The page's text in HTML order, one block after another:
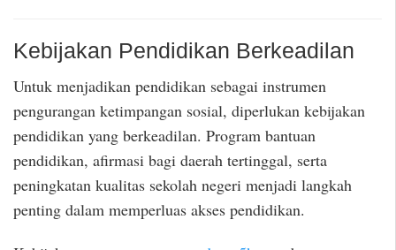
Kebijakan Pendidikan Berkeadilan
Untuk menjadikan pendidikan sebagai instrumen
pengurangan ketimpangan sosial, diperlukan kebijakan
pendidikan yang berkeadilan. Program bantuan
pendidikan, afirmasi bagi daerah tertinggal, serta
peningkatan kualitas sekolah negeri menjadi langkah
penting dalam memperluas akses pendidikan.